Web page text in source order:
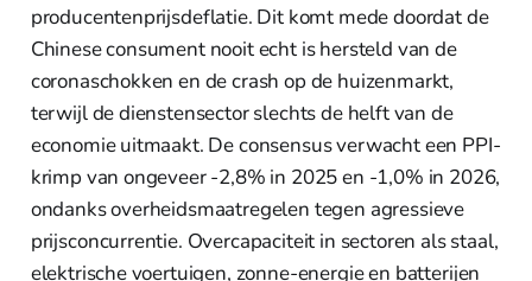
producentenprijsdeflatie. Dit komt mede doordat de
Chinese consument nooit echt is hersteld van de
coronaschokken en de crash op de huizenmarkt,
terwijl de dienstensector slechts de helft van de
economie uitmaakt. De consensus verwacht een PPI-
krimp van ongeveer -2,8% in 2025 en -1,0% in 2026,
ondanks overheidsmaatregelen tegen agressieve
prijsconcurrentie. Overcapaciteit in sectoren als staal,
elektrische voertuigen, zonne-energie en batterijen